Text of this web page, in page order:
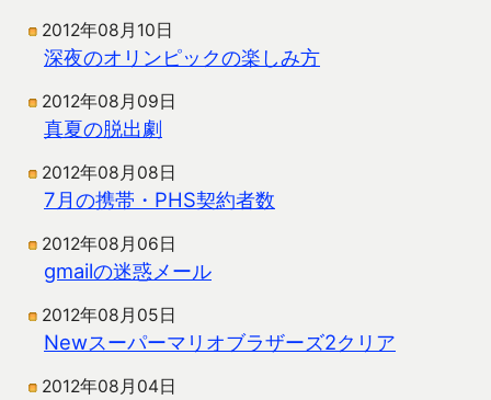
2012年08月10日
深夜のオリンピックの楽しみ方
2012年08月09日
真夏の脱出劇
2012年08月08日
7月の携帯・PHS契約者数
2012年08月06日
gmailの迷惑メール
2012年08月05日
Newスーパーマリオブラザーズ2クリア
2012年08月04日